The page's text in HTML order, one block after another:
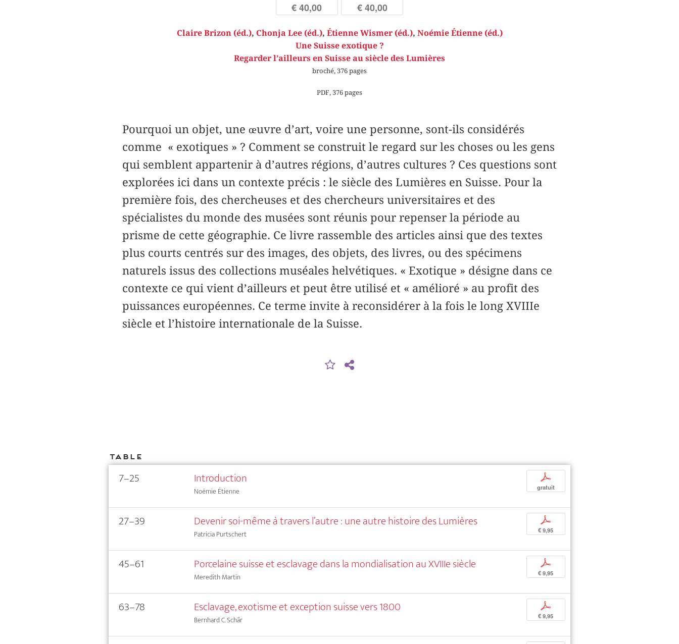
€ 40,00 € 40,00
Claire Brizon (éd.), Chonja Lee (éd.), Étienne Wismer (éd.), Noémie Étienne (éd.)
Une Suisse exotique ?
Regarder l’ailleurs en Suisse au siècle des Lumières
broché, 376 pages
PDF, 376 pages
Pourquoi un objet, une œuvre d’art, voire une personne, sont-ils considérés
comme « exotiques » ? Comment se construit le regard sur les choses ou les gens
qui semblent appartenir à d’autres régions, d’autres cultures ? Ces questions sont
explorées ici dans un contexte précis : le siècle des Lumières en Suisse. Pour la
première fois, des chercheuses et des chercheurs universitaires et des
spécialistes du monde des musées sont réunis pour repenser la période au
prisme de cette géographie. Ce livre rassemble des articles ainsi que des textes
plus courts centrés sur des images, des objets, des livres, ou des spécimens
naturels issus des collections muséales helvétiques. « Exotique » désigne dans ce
contexte ce qui vient d’ailleurs et peut être utilisé et « amélioré » au profit des
puissances européennes. Ce terme invite à reconsidérer à la fois le long XVIIIe
siècle et l’histoire internationale de la Suisse.
Table
7–25 Introduction
Noémie Étienne
p
gratuit
27–39 Devenir soi-même à travers l’autre : une autre histoire des Lumières
Patricia Purtschert
p
€ 9,95
45–61 Porcelaine suisse et esclavage dans la mondialisation au XVIIIe siècle
Meredith Martin
p
€ 9,95
63–78 Esclavage, exotisme et exception suisse vers 1800
Bernhard C. Schär
p
€ 9,95